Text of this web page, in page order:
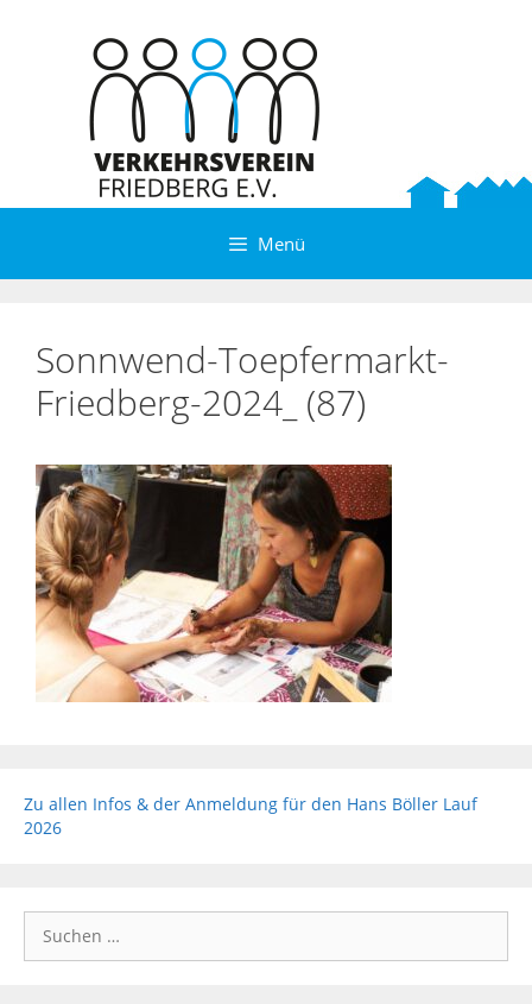
Menü
Sonnwend-Toepfermarkt-
Friedberg-2024_ (87)
Zu allen Infos & der Anmeldung für den Hans Böller Lauf
2026
nach: